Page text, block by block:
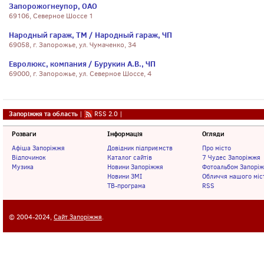
Запорожогнеупор, ОАО
69106, Северное Шоссе 1
Народный гараж, ТМ / Народный гараж, ЧП
69058, г. Запорожье, ул. Чумаченко, 34
Евролюкс, компания / Бурукин А.В., ЧП
69000, г. Запорожье, ул. Северное Шоссе, 4
Запоріжжя та область | RSS 2.0 |
Розваги
Афіша Запоріжжя
Відпочинок
Музика
Інформація
Довідник підприємств
Каталог сайтів
Новини Запоріжжя
Новини ЗМІ
ТВ-програма
Огляди
Про місто
7 Чудес Запоріжжя
Фотоальбом
Обличчя нашого
RSS
© 2004-2024, Сайт Запоріжжя.